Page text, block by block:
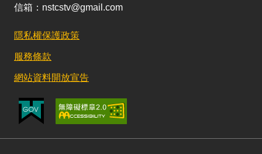
信箱：nstcstv@gmail.com
隱私權保護政策
服務條款
網站資料開放宣告